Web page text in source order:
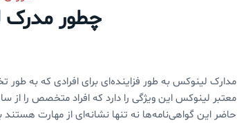
چطور مدرک
مدارک لینوکس به طور فزاینده‌ای برای افرادی که به
معتبر لینوکس این ویژگی را دارد که افراد متخصص را از
حاضر این گواهی‌نامه‌ها نه تنها نشانه‌ای از مهارت